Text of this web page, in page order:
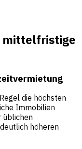
mittelfristige
die höchsten
Immobilien
üblichen
höheren